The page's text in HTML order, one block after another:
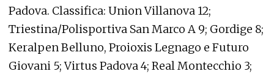
Padova. Classifica: Union Villanova 12;
Triestina/Polisportiva San Marco A 9; Gordige 8;
Keralpen Belluno, Proioxis Legnago e Futuro
Giovani 5; Virtus Padova 4; Real Montecchio 3;